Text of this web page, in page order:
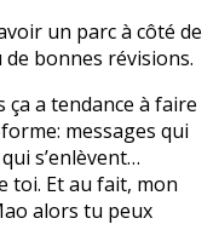
un parc à côté de
de bonnes révisions.
ça a tendance à faire
messages qui
s’enlèvent…
toi. Et au fait, mon
alors tu peux